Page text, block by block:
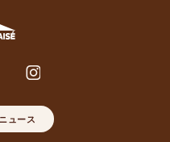
ュース